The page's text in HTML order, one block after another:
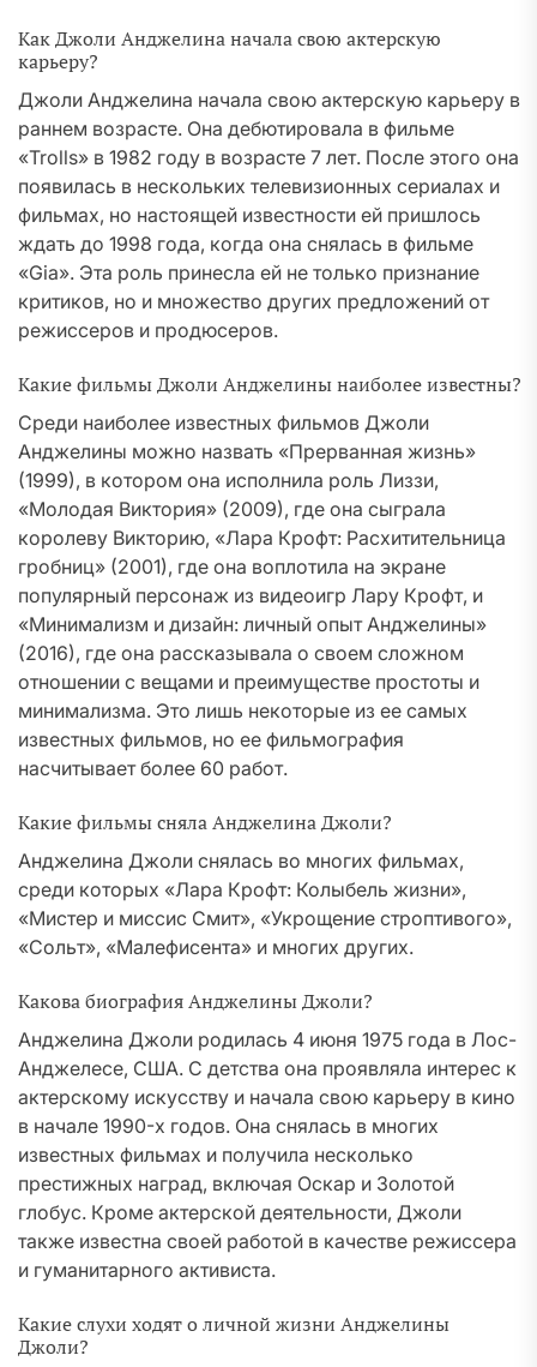
Как Джоли Анджелина начала свою актерскую
карьеру?
Джоли Анджелина начала свою актерскую карьеру в
раннем возрасте. Она дебютировала в фильме
«Trolls» в 1982 году в возрасте 7 лет. После этого она
появилась в нескольких телевизионных сериалах и
фильмах, но настоящей известности ей пришлось
ждать до 1998 года, когда она снялась в фильме
«Gia». Эта роль принесла ей не только признание
критиков, но и множество других предложений от
режиссеров и продюсеров.
Какие фильмы Джоли Анджелины наиболее известны?
Среди наиболее известных фильмов Джоли
Анджелины можно назвать «Прерванная жизнь»
(1999), в котором она исполнила роль Лиззи,
«Молодая Виктория» (2009), где она сыграла
королеву Викторию, «Лара Крофт: Расхитительница
гробниц» (2001), где она воплотила на экране
популярный персонаж из видеоигр Лару Крофт, и
«Минимализм и дизайн: личный опыт Анджелины»
(2016), где она рассказывала о своем сложном
отношении с вещами и преимуществе простоты и
минимализма. Это лишь некоторые из ее самых
известных фильмов, но ее фильмография
насчитывает более 60 работ.
Какие фильмы сняла Анджелина Джоли?
Анджелина Джоли снялась во многих фильмах,
среди которых «Лара Крофт: Колыбель жизни»,
«Мистер и миссис Смит», «Укрощение строптивого»,
«Сольт», «Малефисента» и многих других.
Какова биография Анджелины Джоли?
Анджелина Джоли родилась 4 июня 1975 года в Лос-
Анджелесе, США. С детства она проявляла интерес к
актерскому искусству и начала свою карьеру в кино
в начале 1990-х годов. Она снялась в многих
известных фильмах и получила несколько
престижных наград, включая Оскар и Золотой
глобус. Кроме актерской деятельности, Джоли
также известна своей работой в качестве режиссера
и гуманитарного активиста.
Какие слухи ходят о личной жизни Анджелины
Джоли?